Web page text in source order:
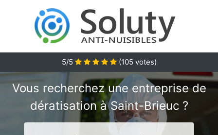
5/5 (105 votes)
Vous recherchez une entreprise de
dératisation à Saint-Brieuc ?